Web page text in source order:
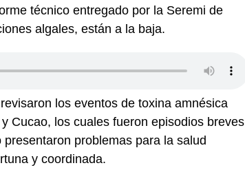
técnico entregado por la Seremi de
algales, están a la baja.
los eventos de toxina amnésica
Cucao, los cuales fueron episodios breves
problemas para la salud
y coordinada.